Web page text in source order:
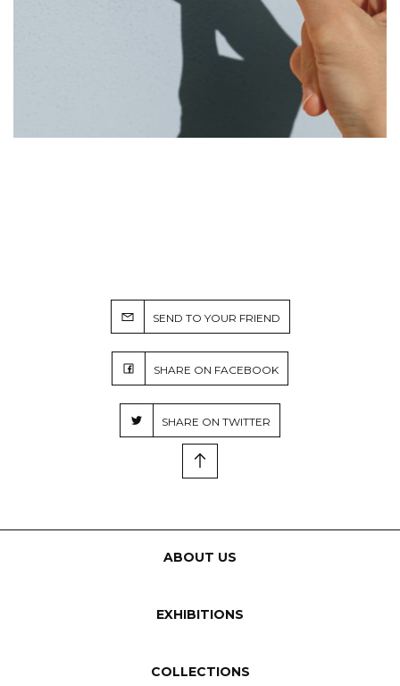
SEND TO YOUR FRIEND
SHARE ON FACEBOOK
SHARE ON TWITTER
ABOUT US
EXHIBITIONS
COLLECTIONS